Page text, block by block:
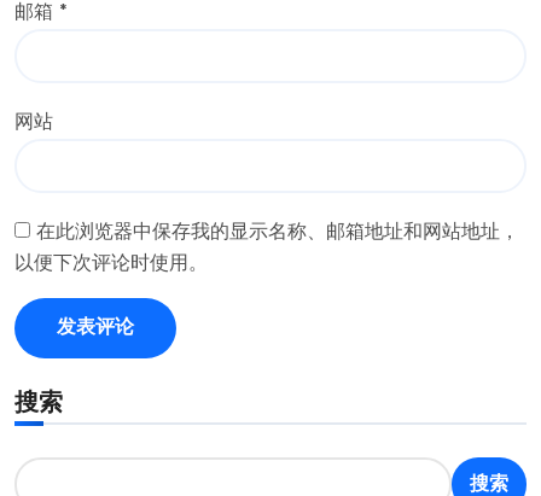
邮箱 *
网站
在此浏览器中保存我的显示名称、邮箱地址和网站地址，
以便下次评论时使用。
搜索
搜索